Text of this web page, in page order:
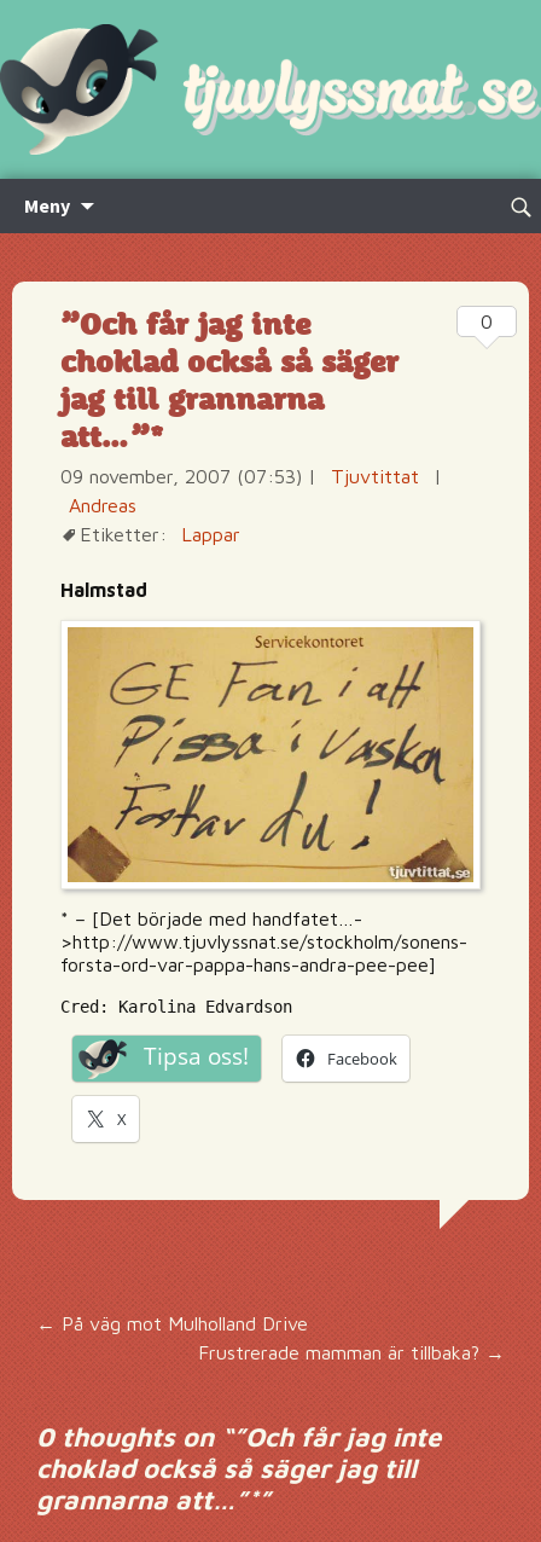
Meny
innehåll
Sök
”Och får jag inte
choklad också så säger
jag till grannarna
att…”*
09 november, 2007 (07:53) | Tjuvtittat
|
Andreas
Etiketter:
Lappar
Halmstad
* – [Det började med handfatet…-
>http://www.tjuvlyssnat.se/stockholm/sonens-
forsta-ord-var-pappa-hans-andra-pee-pee]
Cred: Karolina Edvardson
Tipsa oss! Facebook
X
0
Inläggsnavigering
← På väg mot Mulholland Drive
Frustrerade mamman är tillbaka?→
0 thoughts on “”Och får jag inte
choklad också så säger jag till
grannarna att…”*”